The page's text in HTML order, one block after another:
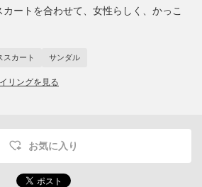
ートを合わせて、女性らしく、かっこ
スカート サンダル
リングを見る
お気に入り